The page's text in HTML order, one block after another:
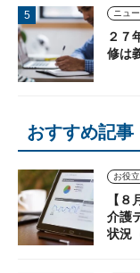
ニュ
２７
修は
おすすめ記事
【
介護
状況